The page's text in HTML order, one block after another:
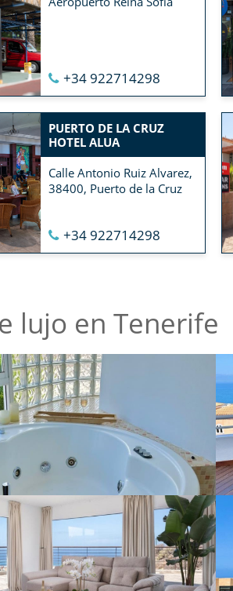
+34 922714298
PUERTO DE LA CRUZ
HOTEL ALUA
Calle Antonio Ruiz Alvarez,
38400, Puerto de la Cruz
+34 922714298
lujo en Tenerife